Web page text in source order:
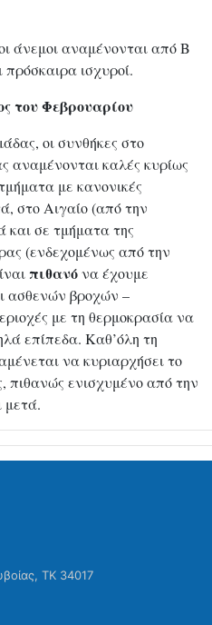
άνεμοι αναμένονται από Β
πρόσκαιρα ισχυροί.
του Φεβρουαρίου
οι συνθήκες στο
αναμένονται καλές κυρίως
με κανονικές
στο Αιγαίο (από την
και σε τμήματα της
(ενδεχομένως από την
πιθανόνα έχουμε
ασθενών βροχών –
με τη θερμοκρασία να
επίπεδα. Καθ’όλη τη
να κυριαρχήσει το
πιθανώς ενισχυμένο από την
μετά.
ΤΚ 34017